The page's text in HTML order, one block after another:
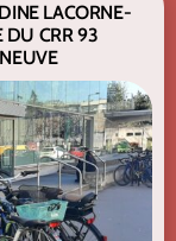
LACORNE-
DU CRR 93